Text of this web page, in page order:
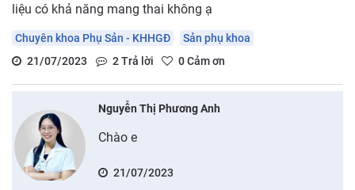
liệu có khả năng mang thai không ạ
Chuyên khoa Phụ Sản - KHHGĐ
Sản phụ khoa
21/07/2023
2Trả lời 0Cảm ơn
Nguyễn Thị Phương Anh
Chào e
21/07/2023